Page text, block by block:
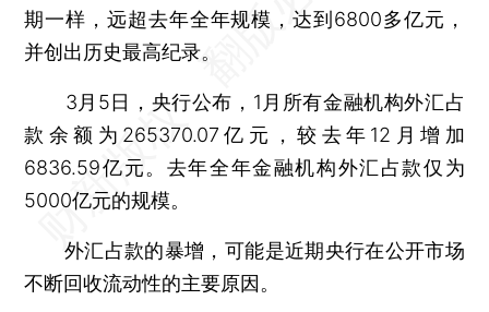
期一样，远超去年全年规模，达到6800多亿元，
并创出历史最高纪录。
3月5日，央行公布，1月所有金融机构外汇占
款余额为265370.07亿元，较去年12月增加
6836.59亿元。去年全年金融机构外汇占款仅为
5000亿元的规模。
外汇占款的暴增，可能是近期央行在公开市场
不断回收流动性的主要原因。